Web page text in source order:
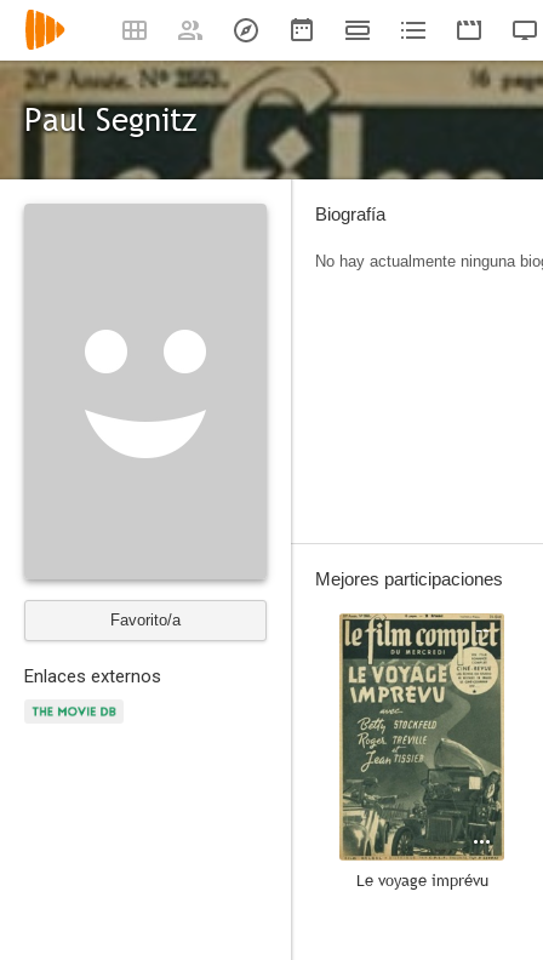
Paul Segnitz
Favorito/a
Enlaces externos
Biografía
No hay actualmente ninguna
Mejores participaciones
--
Le voyage imprévu